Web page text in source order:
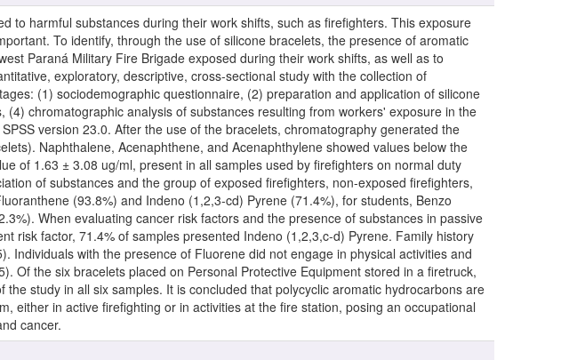
to harmful substances during their work shifts, such as firefighters. This exposure
To identify, through the use of silicone bracelets, the presence of aromatic
Paraná Military Fire Brigade exposed during their work shifts, as well as to
exploratory, descriptive, cross-sectional study with the collection of
(1) sociodemographic questionnaire, (2) preparation and application of silicone
chromatographic analysis of substances resulting from workers' exposure in the
version 23.0. After the use of the bracelets, chromatography generated the
Naphthalene, Acenaphthene, and Acenaphthylene showed values below the
of 1.63 ± 3.08 ug/ml, present in all samples used by firefighters on normal duty
of substances and the group of exposed firefighters, non-exposed firefighters,
(93.8%) and Indeno (1,2,3-cd) Pyrene (71.4%), for students, Benzo
When evaluating cancer risk factors and the presence of substances in passive
risk factor, 71.4% of samples presented Indeno (1,2,3,c-d) Pyrene. Family history
Individuals with the presence of Fluorene did not engage in physical activities and
Of the six bracelets placed on Personal Protective Equipment stored in a firetruck,
study in all six samples. It is concluded that polycyclic aromatic hydrocarbons are
either in active firefighting or in activities at the fire station, posing an occupational
cancer.